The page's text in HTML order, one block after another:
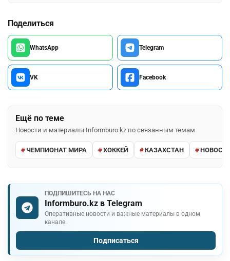
Поделиться
WhatsApp Telegram
VK Facebook
Ещё по теме
Новости и материалы Informburo.kz по связанным темам
ЧЕМПИОНАТ МИРА ХОККЕЙ КАЗАХСТАН
ПОДПИШИТЕСЬ НА НАС
Informburo.kz в Telegram
Оперативные новости и важные материалы в одном
канале.
Подписаться